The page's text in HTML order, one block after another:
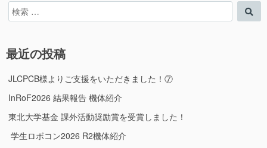
検
索
索
最近の投稿
JLCPCB様よりご支援をいただきました！⑦
InRoF2026 結果報告 機体紹介
東北大学基金 課外活動奨励賞を受賞しました！
学生ロボコン2026 R2機体紹介